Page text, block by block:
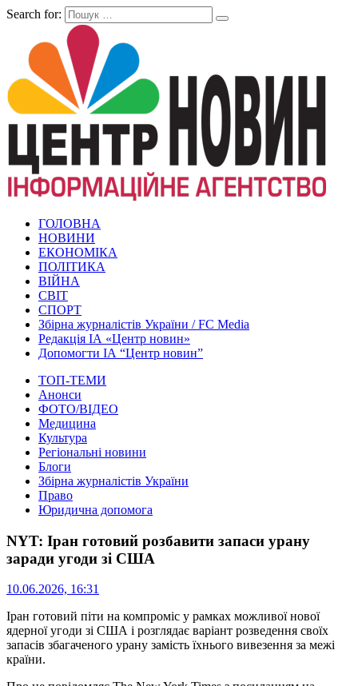
Search for:
ГОЛОВНА
НОВИНИ
ЕКОНОМІКА
ПОЛІТИКА
ВІЙНА
СВІТ
СПОРТ
Збірна журналістів України / FC Media
Редакція ІА «Центр новин»
Допомогти ІА “Центр новин”
ТОП-ТЕМИ
Анонси
ФОТО/ВІДЕО
Медицина
Культура
Регіональні новини
Блоги
Збірна журналістів України
Право
Юридична допомога
NYT: Іран готовий розбавити запаси урану
заради угоди зі США
10.06.2026, 16:31
Іран готовий піти на компроміс у рамках можливої ​​нової
ядерної угоди зі США і розглядає варіант розведення своїх
запасів збагаченого урану замість їхнього вивезення за межі
країни.